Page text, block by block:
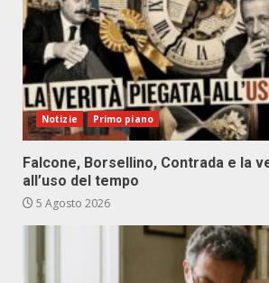
Notizie Primo piano
Falcone, Borsellino, Contrada e la
all’uso del tempo
5 Agosto 2026